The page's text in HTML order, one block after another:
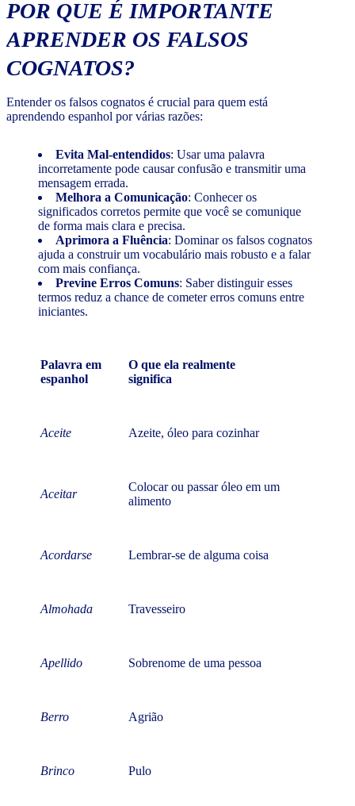
POR QUE É IMPORTANTE
APRENDER OS FALSOS
COGNATOS?
Entender os falsos cognatos é crucial para quem está
aprendendo espanhol por várias razões:
Evita Mal-entendidos: Usar uma palavra
incorretamente pode causar confusão e transmitir uma
mensagem errada.
Melhora a Comunicação: Conhecer os
significados corretos permite que você se comunique
de forma mais clara e precisa.
Aprimora a Fluência: Dominar os falsos cognatos
ajuda a construir um vocabulário mais robusto e a falar
com mais confiança.
Previne Erros Comuns: Saber distinguir esses
termos reduz a chance de cometer erros comuns entre
iniciantes.
Palavra em
espanhol
O que ela realmente
significa
Aceite Azeite, óleo para cozinhar
Aceitar
Colocar ou passar óleo em um
alimento
Acordarse Lembrar-se de alguma coisa
Almohada Travesseiro
Apellido Sobrenome de uma pessoa
Berro Agrião
Brinco Pulo